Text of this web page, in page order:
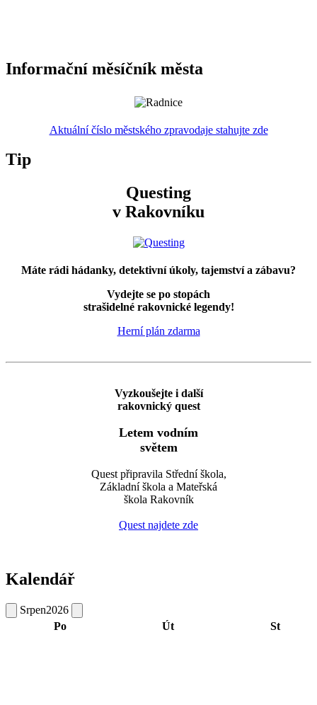
Informační měsíčník města
Aktuální číslo městského zpravodaje stahujte zde
Tip
Questing
v Rakovníku
Máte rádi hádanky, detektivní úkoly, tajemství a zábavu?
Vydejte se po stopách
strašidelné rakovnické legendy!
Herní plán zdarma
Vyzkoušejte i další
rakovnický quest
Letem vodním
světem
Quest připravila Střední škola,
Základní škola a Mateřská
škola Rakovník
Quest najdete zde
Kalendář
Srpen2026
Po
Út St